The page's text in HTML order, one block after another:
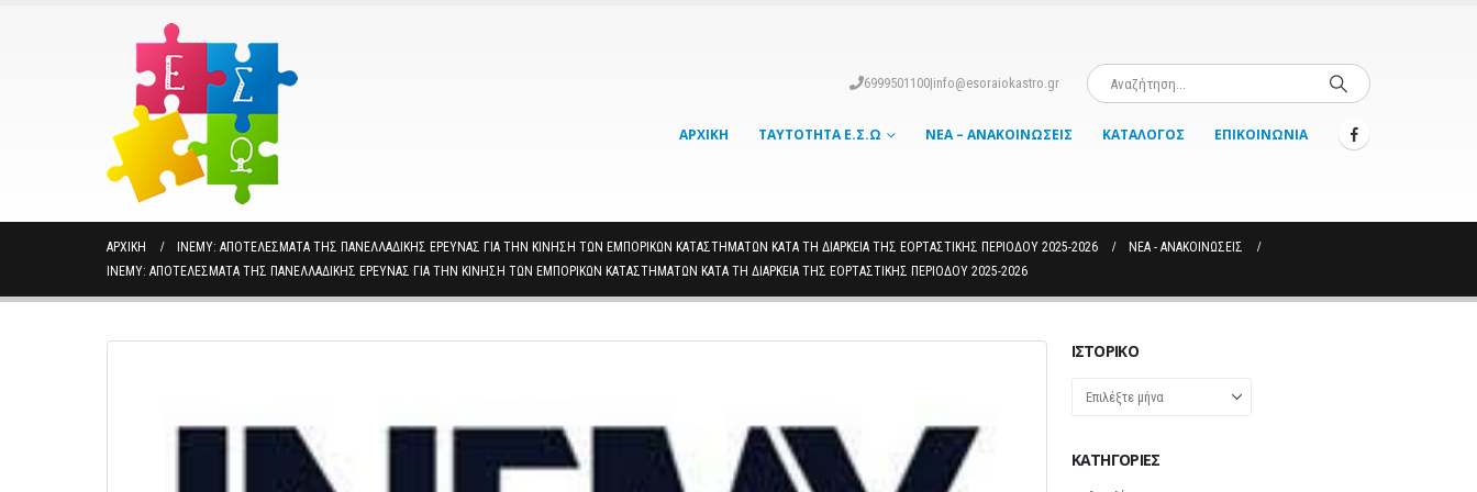
6999501100|info@esoraiokastro.gr
ΑΡΧΙΚΉ ΤΑΥΤΌΤΗΤΑ Ε.Σ.Ω ΝΈΑ – ΑΝΑΚΟΙΝΏΣΕΙΣ ΚΑΤΆΛΟΓΟΣ ΕΠΙΚΟΙΝΩΝΊΑ
ΑΡΧΙΚΉ INEMY: ΑΠΟΤΕΛΈΣΜΑΤΑ ΤΗΣ ΠΑΝΕΛΛΑΔΙΚΉΣ ΈΡΕΥΝΑΣ ΓΙΑ ΤΗΝ ΚΊΝΗΣΗ ΤΩΝ ΕΜΠΟΡΙΚΏΝ ΚΑΤΑΣΤΗΜΆΤΩΝ ΚΑΤΆ ΤΗ ΔΙΆΡΚΕΙΑ ΤΗΣ ΕΟΡΤΑΣΤΙΚΉΣ ΠΕΡΙΌΔΟΥ 2025-2026
ΝΈΑ - ΑΝΑΚΟΙΝΏΣΕΙΣ
INEMY: ΑΠΟΤΕΛΈΣΜΑΤΑ ΤΗΣ ΠΑΝΕΛΛΑΔΙΚΉΣ ΈΡΕΥΝΑΣ ΓΙΑ ΤΗΝ ΚΊΝΗΣΗ ΤΩΝ ΕΜΠΟΡΙΚΏΝ ΚΑΤΑΣΤΗΜΆΤΩΝ ΚΑΤΆ ΤΗ ΔΙΆΡΚΕΙΑ ΤΗΣ ΕΟΡΤΑΣΤΙΚΉΣ ΠΕΡΙΌΔΟΥ 2025-2026
ΙΣΤΟΡΙΚΌ
Ιστορικό
KΑΤΗΓΟΡΊΕΣ